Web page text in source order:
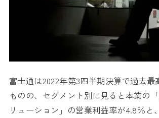
富士通は2022年第3四半期決算で過去最
ものの、セグメント別に見ると本業の
リューション」の営業利益率が4.8％と